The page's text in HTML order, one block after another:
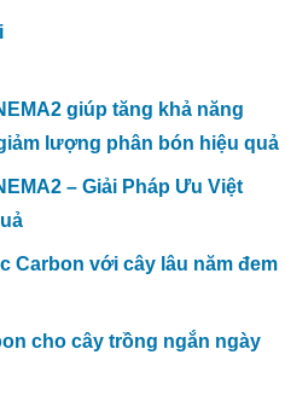
giúp tăng khả năng
lượng phân bón hiệu quả
– Giải Pháp Ưu Việt
Carbon với cây lâu năm đem
cho cây trồng ngắn ngày